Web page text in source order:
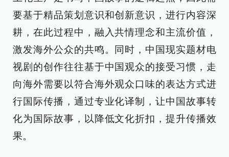
要基于精品策划意识和创新意识，进行内容深
耕，在此过程中，融入共情理念和主流价值，
激发海外公众的共鸣。同时，中国现实题材电
视剧的创作往往基于中国观众的接受习惯，走
向海外需要以符合海外观众口味的表达方式进
行国际传播，通过专业化译制，让中国故事转
化为国际故事，以降低文化折扣，提升传播效
果。